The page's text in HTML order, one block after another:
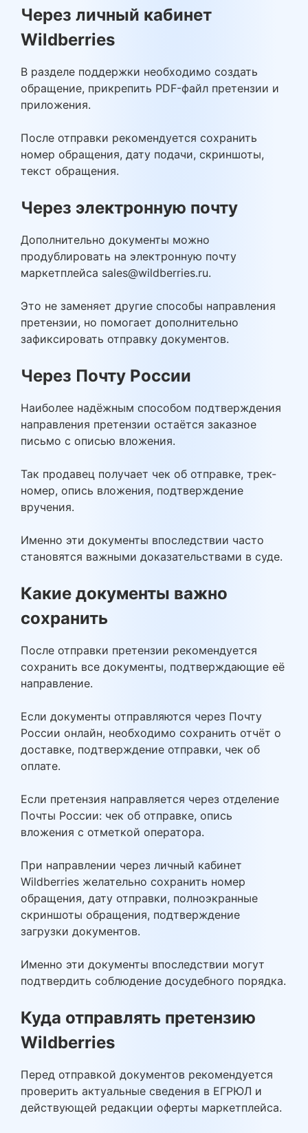
Через личный кабинет
Wildberries
В разделе поддержки необходимо создать
обращение, прикрепить PDF-файл претензии и
приложения.
После отправки рекомендуется сохранить
номер обращения, дату подачи, скриншоты,
текст обращения.
Через электронную почту
Дополнительно документы можно
продублировать на электронную почту
маркетплейса sales@wildberries.ru.
Это не заменяет другие способы направления
претензии, но помогает дополнительно
зафиксировать отправку документов.
Через Почту России
Наиболее надёжным способом подтверждения
направления претензии остаётся заказное
письмо с описью вложения.
Так продавец получает чек об отправке, трек-
номер, опись вложения, подтверждение
вручения.
Именно эти документы впоследствии часто
становятся важными доказательствами в суде.
Какие документы важно
сохранить
После отправки претензии рекомендуется
сохранить все документы, подтверждающие её
направление.
Если документы отправляются через Почту
России онлайн, необходимо сохранить отчёт о
доставке, подтверждение отправки, чек об
оплате.
Если претензия направляется через отделение
Почты России: чек об отправке, опись
вложения с отметкой оператора.
При направлении через личный кабинет
Wildberries желательно сохранить номер
обращения, дату отправки, полноэкранные
скриншоты обращения, подтверждение
загрузки документов.
Именно эти документы впоследствии могут
подтвердить соблюдение досудебного порядка.
Куда отправлять претензию
Wildberries
Перед отправкой документов рекомендуется
проверить актуальные сведения в ЕГРЮЛ и
действующей редакции оферты маркетплейса.